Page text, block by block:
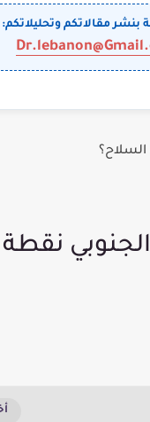
بنشر مقالاتكم وتحليلاتكم: